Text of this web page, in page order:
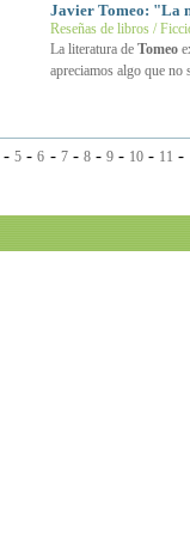
Javier Tomeo: "La
Reseñas de libros /
La literatura de Tomeo
apreciamos algo que no
-5 -6 - 7- 8- 9- 10- 11 -